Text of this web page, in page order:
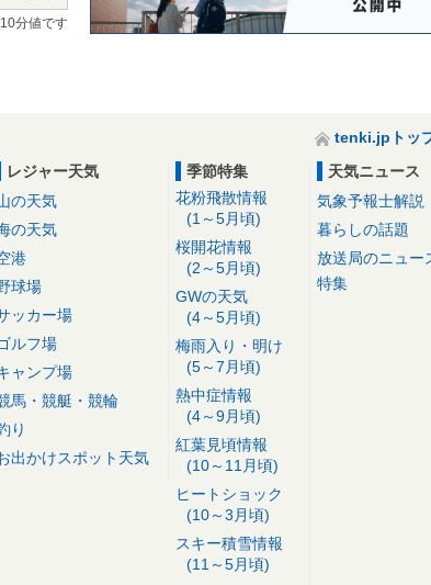
分値です
tenki.jpトッ
レジャー天気
の天気
の天気
港
球場
ッカー場
ルフ場
ャンプ場
馬・競艇・競輪
り
出かけスポット天気
季節特集
花粉飛散情報
(1～5月頃)
桜開花情報
(2～5月頃)
GWの天気
(4～5月頃)
梅雨入り・明け
(5～7月頃)
熱中症情報
(4～9月頃)
紅葉見頃情報
(10～11月頃)
ヒートショック
(10～3月頃)
スキー積雪情報
(11～5月頃)
天気ニュース
気象予報士解説
暮らしの話題
放送局のニュー
特集